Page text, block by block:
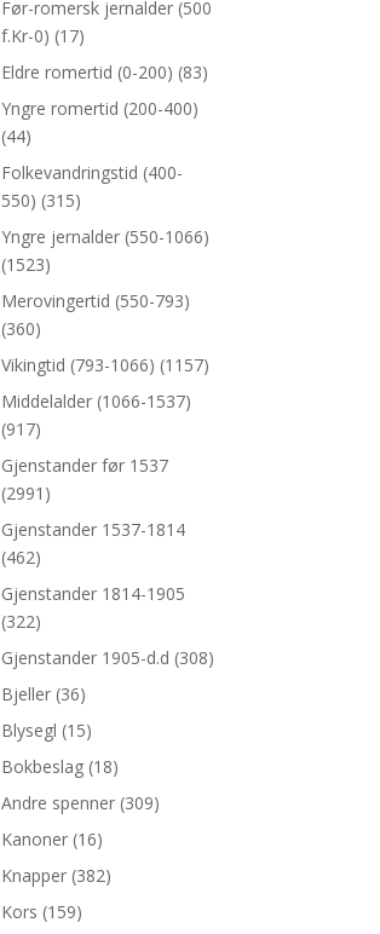
Før-romersk jernalder (500
f.Kr-0) (17)
Eldre romertid (0-200) (83)
Yngre romertid (200-400)
(44)
Folkevandringstid (400-
550) (315)
Yngre jernalder (550-1066)
(1523)
Merovingertid (550-793)
(360)
Vikingtid (793-1066) (1157)
Middelalder (1066-1537)
(917)
Gjenstander før 1537
(2991)
Gjenstander 1537-1814
(462)
Gjenstander 1814-1905
(322)
Gjenstander 1905-d.d (308)
Bjeller (36)
Blysegl (15)
Bokbeslag (18)
Andre spenner (309)
Kanoner (16)
Knapper (382)
Kors (159)